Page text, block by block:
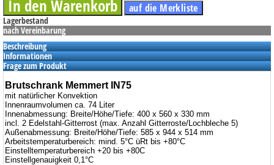
Lagerbestand
nach Vereinbarung
Beschreibung
Informationen
Frage zum Produkt
Brutschrank Memmert IN75
mit natürlicher Konvektion
Innenraumvolumen ca. 74 Liter
Innenabmessung: Breite/Höhe/Tiefe: 400 x 560 x 330 mm
incl. 2 Edelstahl-Gitterrost (max. Anzahl Gitterroste/Lochbleche 5)
Außenabmessung: Breite/Höhe/Tiefe: 585 x 944 x 514 mm
Arbeitstemperaturbereich: mind. 5°C üRt bis +80°C
Einstelltemperaturbereich +20 bis +80C
Einstellgenauigkeit 0,1°C